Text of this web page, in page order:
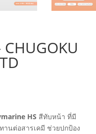
1,450.00.
HS สีทับหน้า ที่มี
นต่อสารเคมี ช่วยปกป้อง